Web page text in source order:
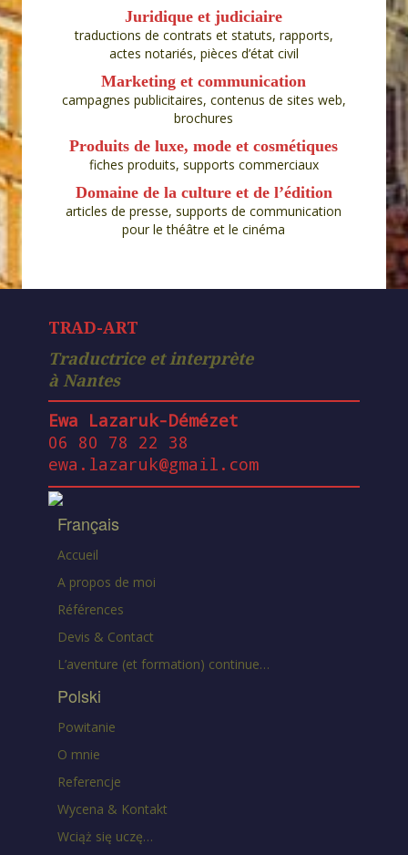
Juridique et judiciaire
traductions de contrats et statuts, rapports,
actes notariés, pièces d’état civil
Marketing et communication
campagnes publicitaires, contenus de sites web,
brochures
Produits de luxe, mode et cosmétiques
fiches produits, supports commerciaux
Domaine de la culture et de l’édition
articles de presse, supports de communication
pour le théâtre et le cinéma
TRAD-ART
Traductrice et interprète
à Nantes
Ewa Lazaruk-Démézet
06 80 78 22 38
ewa.lazaruk@gmail.com
Français
Accueil
A propos de moi
Références
Devis & Contact
L’aventure (et formation) continue…
Polski
Powitanie
O mnie
Referencje
Wycena & Kontakt
Wciąż się uczę…